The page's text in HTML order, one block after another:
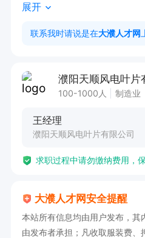
♥待遇:
饭补，商险，公休4天
要求:18-45，无色弱色盲
体检：无传染疾病，重大
12小时，长白班，有公休
工作地点:濮阳县老城
展开
联系我时请说是在大濮人才网
濮阳天顺风电叶片
100-1000人 制造业
王经理
濮阳天顺风电叶片有限公司
求职过程中请勿缴纳费用，
大濮人才网安全提醒
本站所有信息均由用户发布，其
由发布者承担；凡收取服装费、